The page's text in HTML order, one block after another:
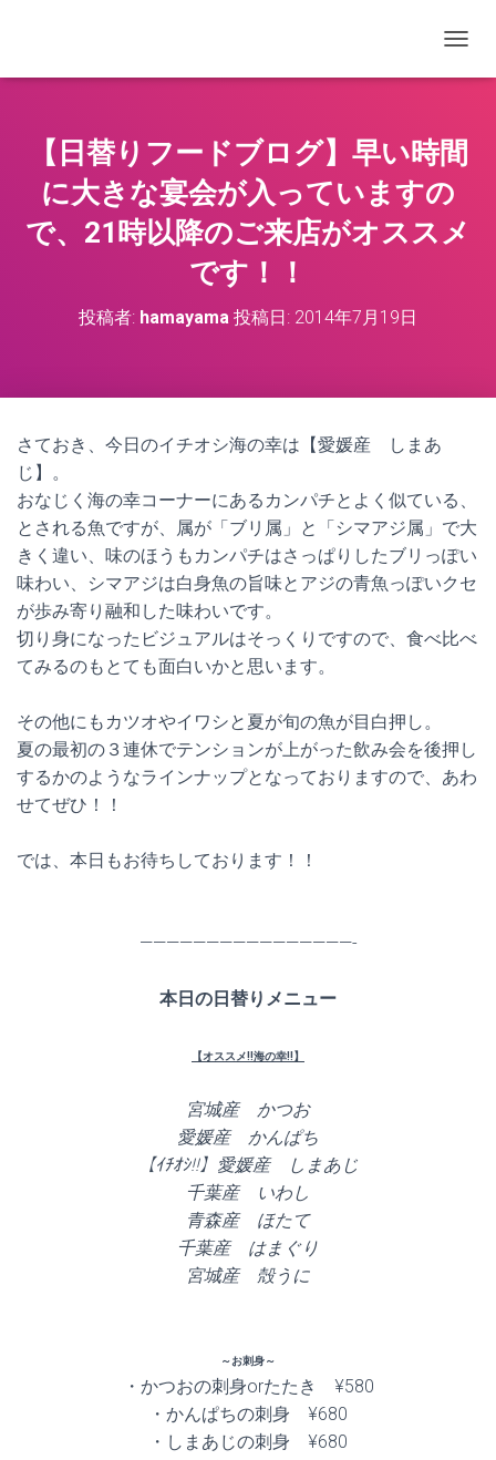
【日替りフードブログ】早い時間
に大きな宴会が入っていますの
で、21時以降のご来店がオススメ
です！！
投稿者: hamayama 投稿日: 2014年7月19日
さておき、今日のイチオシ海の幸は【愛媛産 しまあ
じ】。
おなじく海の幸コーナーにあるカンパチとよく似ている、
とされる魚ですが、属が「ブリ属」と「シマアジ属」で大
きく違い、味のほうもカンパチはさっぱりしたブリっぽい
味わい、シマアジは白身魚の旨味とアジの青魚っぽいクセ
が歩み寄り融和した味わいです。
切り身になったビジュアルはそっくりですので、食べ比べ
てみるのもとても面白いかと思います。
その他にもカツオやイワシと夏が旬の魚が目白押し。
夏の最初の３連休でテンションが上がった飲み会を後押し
するかのようなラインナップとなっておりますので、あわ
せてぜひ！！
では、本日もお待ちしております！！
————————————————-
本日の日替りメニュー
【オススメ!!海の幸!!】
宮城産 かつお
愛媛産 かんぱち
【ｲﾁｵｼ!!】愛媛産 しまあじ
千葉産 いわし
青森産 ほたて
千葉産 はまぐり
宮城産 殻うに
～お刺身～
・かつおの刺身orたたき ¥580
・かんぱちの刺身 ¥680
・しまあじの刺身 ¥680